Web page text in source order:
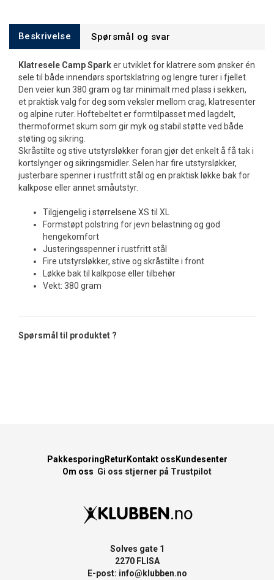
Beskrivelse Spørsmål og svar
Klatresele Camp Sparker utviklet for klatrere som ønsker én
sele til både innendørs sportsklatring og lengre turer i fjellet.
Den veier kun 380 gram og tar minimalt med plass i sekken,
et praktisk valg for deg som veksler mellom crag, klatresenter
og alpine ruter. Hoftebeltet er formtilpasset med lagdelt,
thermoformet skum som gir myk og stabil støtte ved både
støting og sikring.
Skråstilte og stive utstyrsløkker foran gjør det enkelt å få tak i
kortslynger og sikringsmidler. Selen har fire utstyrsløkker,
justerbare spenner i rustfritt stål og en praktisk løkke bak for
kalkpose eller annet småutstyr.
Tilgjengelig i størrelsene XS til XL
Formstøpt polstring for jevn belastning og god
hengekomfort
Justeringsspenner i rustfritt stål
Fire utstyrsløkker, stive og skråstilte i front
Løkke bak til kalkpose eller tilbehør
Vekt: 380 gram
Spørsmål til produktet ?
PakkesporingReturKontakt ossKundesenter
Om oss Gi oss stjerner på Trustpilot
Solves gate 1
2270 FLISA
E-post: info@klubben.no